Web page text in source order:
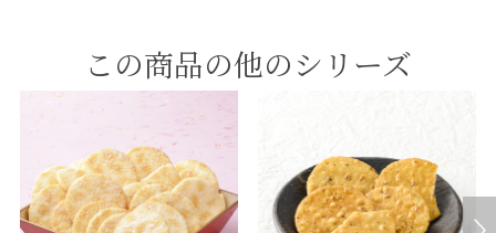
この商品の他のシリーズ